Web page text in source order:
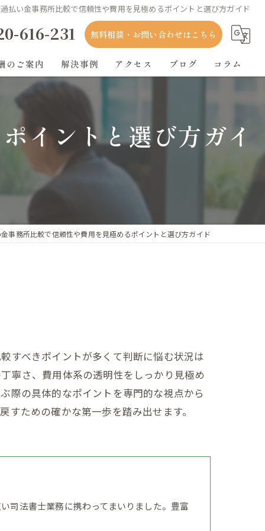
過払い金事務所比較で信頼性や費用を見極めるポイントと選び方ガイド
616-231 無料相談・お問い合わせはこちら
のご案内 解決事例 アクセス ブログ コラム
イントと選び方ガイ
事務所比較で信頼性や費用を見極めるポイントと選び方ガイド
すべきポイントが多くて判断に悩む状況は
寧さ、費用体系の透明性をしっかり見極め
際の具体的なポイントを専門的な視点から
ための確かな第一歩を踏み出せます。
司法書士業務に携わってまいりました。豊富